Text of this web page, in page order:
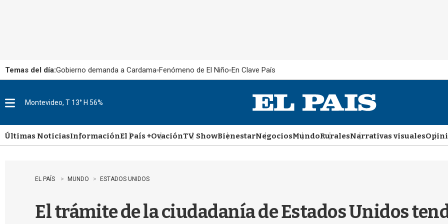
Temas del día:Gobierno demanda a Cardama Fenómeno de El Niño En Clave País
u
Montevideo, T 13° H 56%
Últimas NoticiasInformaciónEl País +OvaciónTV ShowBienestarNegociosMundoRuralesNarrativas visuales
EL PAÍS MUNDO ESTADOS UNIDOS
El trámite de la ciudadanía de Estados Unidos